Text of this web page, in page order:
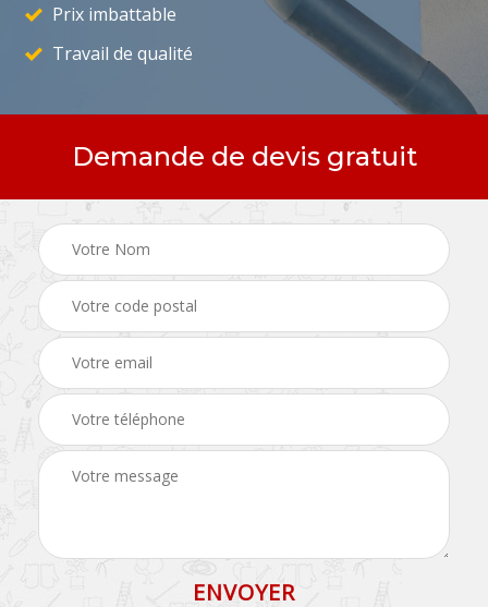
Prix imbattable
Travail de qualité
Demande de devis gratuit